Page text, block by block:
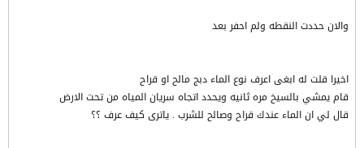
والان حددت النقطه ولم احفر بعد
اخيرا قلت له ابغى اعرف نوع الماء دبج مالح او قراح
قام يمشي بالسيخ مره ثانيه ويحدد اتجاه سريان المياه من تحت الارض
قال لي ان الماء عندك قراح وصالح للشرب . ياترى كيف عرف ؟؟